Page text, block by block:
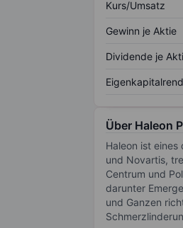
Kurs/Umsatz
Gewinn je Aktie
Dividende je
Über Haleon
Haleon ist
und Novartis,
Centrum und
darunter
und Ganzen